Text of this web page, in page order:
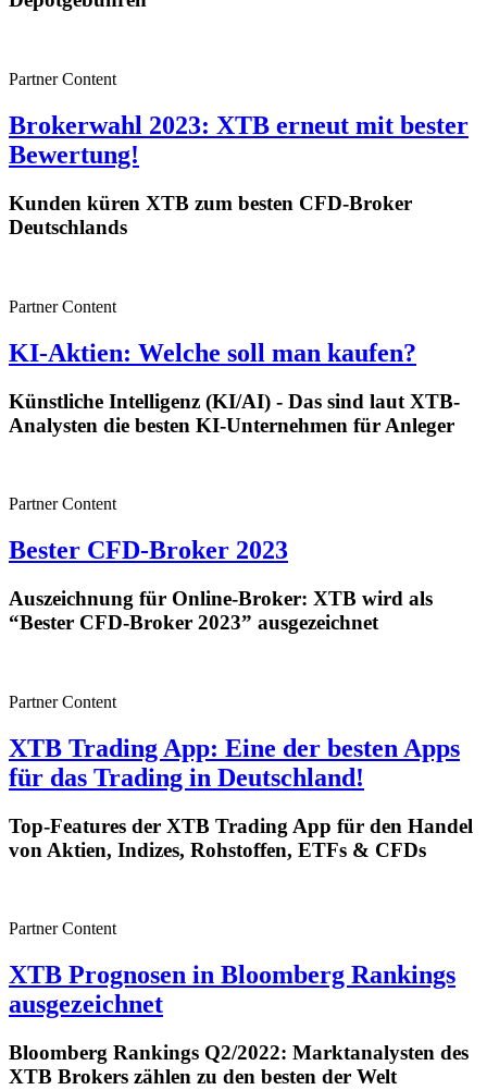
Partner Content
Brokerwahl 2023: XTB erneut mit bester
Bewertung!
Kunden küren XTB zum besten CFD-Broker
Deutschlands
Partner Content
KI-Aktien: Welche soll man kaufen?
Künstliche Intelligenz (KI/AI) - Das sind laut XTB-
Analysten die besten KI-Unternehmen für Anleger
Partner Content
Bester CFD-Broker 2023
Auszeichnung für Online-Broker: XTB wird als
“Bester CFD-Broker 2023” ausgezeichnet
Partner Content
XTB Trading App: Eine der besten Apps
für das Trading in Deutschland!
Top-Features der XTB Trading App für den Handel
von Aktien, Indizes, Rohstoffen, ETFs & CFDs
Partner Content
XTB Prognosen in Bloomberg Rankings
ausgezeichnet
Bloomberg Rankings Q2/2022: Marktanalysten des
XTB Brokers zählen zu den besten der Welt